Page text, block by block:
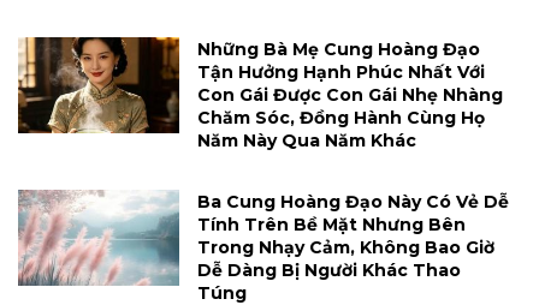
Những Bà Mẹ Cung Hoàng Đạo
Tận Hưởng Hạnh Phúc Nhất Với
Con Gái Được Con Gái Nhẹ Nhàng
Chăm Sóc, Đồng Hành Cùng Họ
Năm Này Qua Năm Khác
Ba Cung Hoàng Đạo Này Có Vẻ Dễ
Tính Trên Bề Mặt Nhưng Bên
Trong Nhạy Cảm, Không Bao Giờ
Dễ Dàng Bị Người Khác Thao
Túng